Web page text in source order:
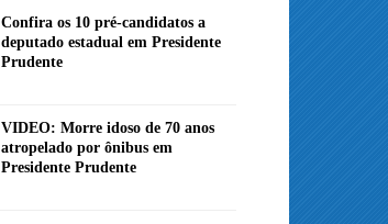
Confira os 10 pré-candidatos a
deputado estadual em Presidente
Prudente
VIDEO: Morre idoso de 70 anos
atropelado por ônibus em
Presidente Prudente